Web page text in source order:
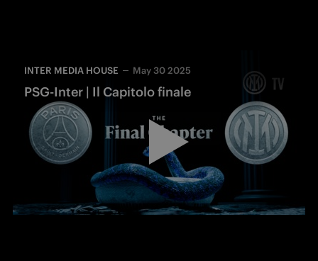
INTER MEDIA HOUSE May 30 2025
PSG-Inter | Il Capitolo finale